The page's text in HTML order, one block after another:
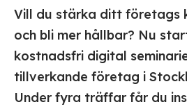
Vill du stärka ditt företags
och bli mer hållbar? Nu
kostnadsfri digital
tillverkande företag i
Under fyra träffar får du